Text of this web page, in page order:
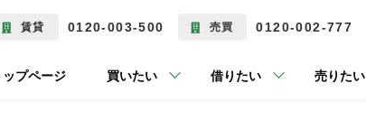
賃貸 0120-003-500 売買 0120-002-777
ップページ 買いたい 借りたい 売りたい